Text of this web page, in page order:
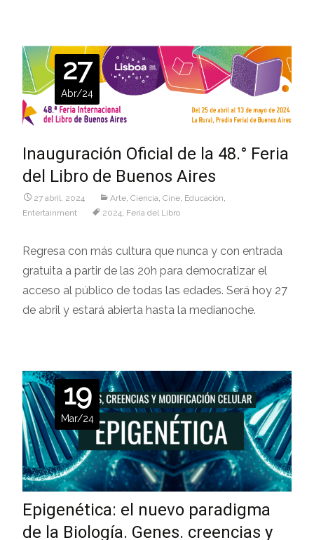
27
Abr/24
Inauguración Oficial de la 48.° Feria
del Libro de Buenos Aires
27 abril, 2024 Arte, Ciencia, Cine, Educaciòn,
Entertainment
2024, Feria del Libro
Regresa con más cultura que nunca y con entrada
gratuita a partir de las 20h para democratizar el
acceso al público de todas las edades. Será hoy 27
de abril y estará abierta hasta la medianoche.
19
Mar/24
Epigenética: el nuevo paradigma
de la Biología. Genes. creencias y